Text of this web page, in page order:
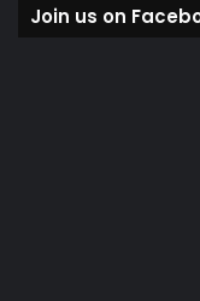
Join us on